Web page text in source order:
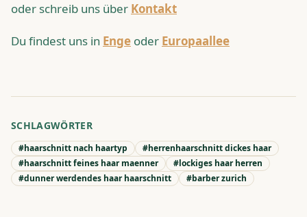
oder schreib uns über Kontakt
Du findest uns in Enge oder Europaallee
SCHLAGWÖRTER
#haarschnitt nach haartyp #herrenhaarschnitt dickes haar
#haarschnitt feines haar maenner #lockiges haar herren
#dunner werdendes haar haarschnitt #barber zurich